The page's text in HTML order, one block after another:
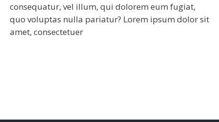
consequatur, vel illum, qui dolorem eum fugiat,
quo voluptas nulla pariatur? Lorem ipsum dolor sit
amet, consectetuer